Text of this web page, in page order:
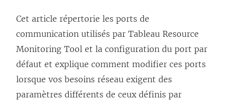
Cet article répertorie les ports de
communication utilisés par Tableau Resource
Monitoring Tool et la configuration du port par
défaut et explique comment modifier ces ports
lorsque vos besoins réseau exigent des
paramètres différents de ceux définis par